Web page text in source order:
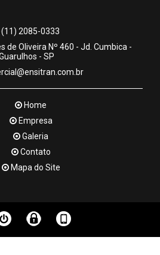
(11) 2085-0333
de Oliveira Nº 460 - Jd. Cumbica -
- SP
Home
Empresa
Galeria
Contato
Mapa do Site